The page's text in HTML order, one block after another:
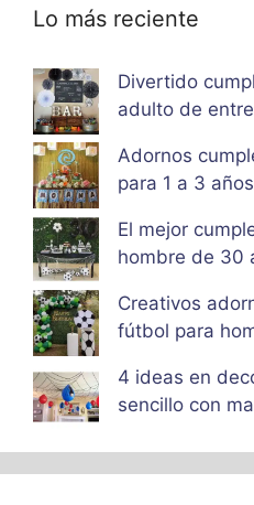
Lo más reciente
Divertido
adulto de
Adornos
para 1 a 3 años
El mejor
hombre de 30
Creativos
fútbol para
4 ideas en
sencillo con